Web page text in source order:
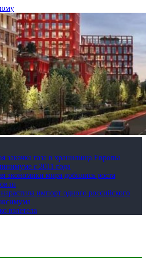
закачка газа в хранилища Европы
с 2011 года
экономики мира добились роста
импорт одного российского
взлетела